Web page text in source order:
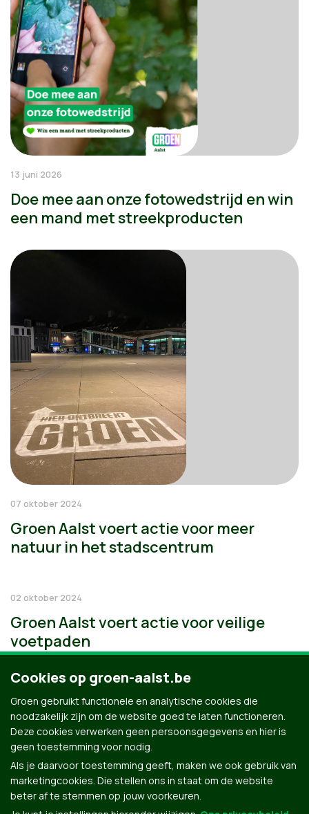
13 juni 2026
Doe mee aan onze fotowedstrijd en win
een mand met streekproducten
07 oktober 2024
Groen Aalst voert actie voor meer
natuur in het stadscentrum
02 oktober 2024
Groen Aalst voert actie voor veilige
voetpaden
Cookies op groen-aalst.be
Groen gebruikt functionele en analytische cookies die
noodzakelijk zijn om de website goed te laten functioneren.
Deze cookies verwerken geen persoonsgegevens en hier is
geen toestemming voor nodig.
Als je daarvoor toestemming geeft, maken we ook gebruik van
marketingcookies. Die stellen ons in staat om de website
beter af te stemmen op jouw voorkeuren.